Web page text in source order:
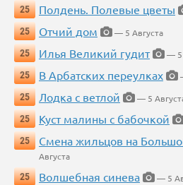
25
Полдень. Полевые цветы
25
Отчий дом
— 5 Августа
25
Илья Великий гудит
— 5
25
В Арбатских переулках
25
Лодка с ветлой
— 5
25
Куст малины с бабочкой
25
Смена жильцов на
Августа
25
Волшебная синева
— 5